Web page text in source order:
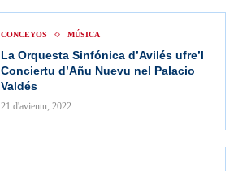
CONCEYOS MÚSICA
La Orquesta Sinfónica d’Avilés ufre’l
Conciertu d’Añu Nuevu nel Palacio
Valdés
21 d'avientu, 2022